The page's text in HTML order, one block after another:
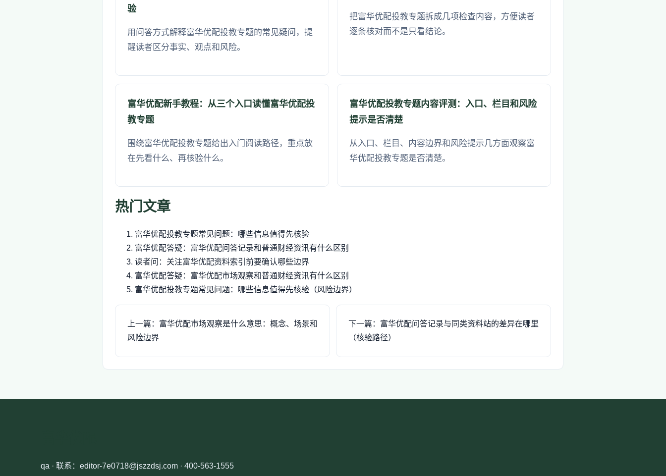
验
用问答方式解释富华优配投教专题的常见疑问，提
醒读者区分事实、观点和风险。
把富华优配投教专题拆成几项检查内容，方便读者
逐条核对而不是只看结论。
富华优配新手教程：从三个入口读懂富华优配投
教专题
围绕富华优配投教专题给出入门阅读路径，重点放
在先看什么、再核验什么。
富华优配投教专题内容评测：入口、栏目和风险
提示是否清楚
从入口、栏目、内容边界和风险提示几方面观察富
华优配投教专题是否清楚。
热门文章
富华优配投教专题常见问题：哪些信息值得先核验
富华优配答疑：富华优配问答记录和普通财经资讯有什么区别
读者问：关注富华优配资料索引前要确认哪些边界
富华优配答疑：富华优配市场观察和普通财经资讯有什么区别
富华优配投教专题常见问题：哪些信息值得先核验（风险边界）
上一篇：富华优配市场观察是什么意思：概念、场景和
风险边界
下一篇：富华优配问答记录与同类资料站的差异在哪里
（核验路径）
qa · 联系：editor-7e0718@jszzdsj.com · 400-563-1555